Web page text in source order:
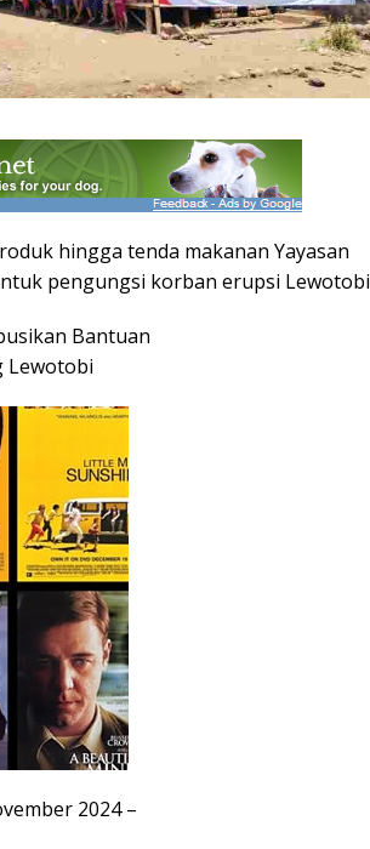
hingga tenda makanan Yayasan
pengungsi korban erupsi Lewotobi
Bantuan
Lewotobi
2024 –